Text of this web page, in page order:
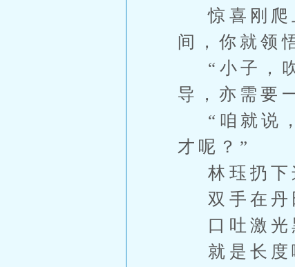
惊喜刚爬
间，你就领
“小子，吹
导，亦需要
“咱就说，
才呢？”
林珏扔下
双手在丹
口吐激光
就是长度